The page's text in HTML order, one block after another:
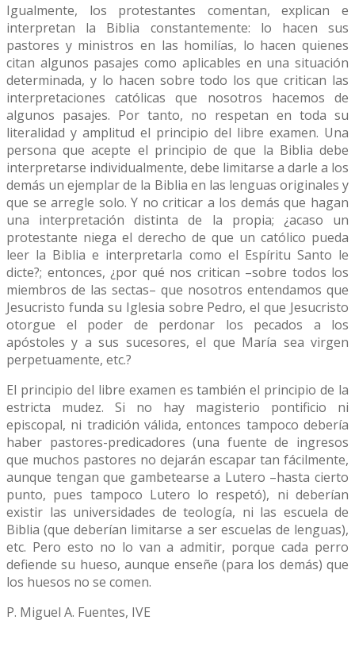
Igualmente, los protestantes comentan, explican e
interpretan la Biblia constantemente: lo hacen sus
pastores y ministros en las homilías, lo hacen quienes
citan algunos pasajes como aplicables en una situación
determinada, y lo hacen sobre todo los que critican las
interpretaciones católicas que nosotros hacemos de
algunos pasajes. Por tanto, no respetan en toda su
literalidad y amplitud el principio del libre examen. Una
persona que acepte el principio de que la Biblia debe
interpretarse individualmente, debe limitarse a darle a los
demás un ejemplar de la Biblia en las lenguas originales y
que se arregle solo. Y no criticar a los demás que hagan
una interpretación distinta de la propia; ¿acaso un
protestante niega el derecho de que un católico pueda
leer la Biblia e interpretarla como el Espíritu Santo le
dicte?; entonces, ¿por qué nos critican –sobre todos los
miembros de las sectas– que nosotros entendamos que
Jesucristo funda su Iglesia sobre Pedro, el que Jesucristo
otorgue el poder de perdonar los pecados a los
apóstoles y a sus sucesores, el que María sea virgen
perpetuamente, etc.?
El principio del libre examen es también el principio de la
estricta mudez. Si no hay magisterio pontificio ni
episcopal, ni tradición válida, entonces tampoco debería
haber pastores-predicadores (una fuente de ingresos
que muchos pastores no dejarán escapar tan fácilmente,
aunque tengan que gambetearse a Lutero –hasta cierto
punto, pues tampoco Lutero lo respetó), ni deberían
existir las universidades de teología, ni las escuela de
Biblia (que deberían limitarse a ser escuelas de lenguas),
etc. Pero esto no lo van a admitir, porque cada perro
defiende su hueso, aunque enseñe (para los demás) que
los huesos no se comen.
P. Miguel A. Fuentes, IVE